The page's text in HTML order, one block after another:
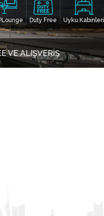
Duty Free Uyku Kabinleri
VE ALIŞVERİŞ